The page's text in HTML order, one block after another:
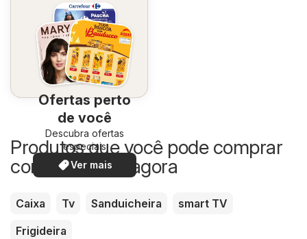
Ofertas perto
de você
Descubra ofertas
especiais
Ver mais
Produtos que você pode comprar
com desconto agora
Caixa Tv Sanduicheira
smart TV
Frigideira